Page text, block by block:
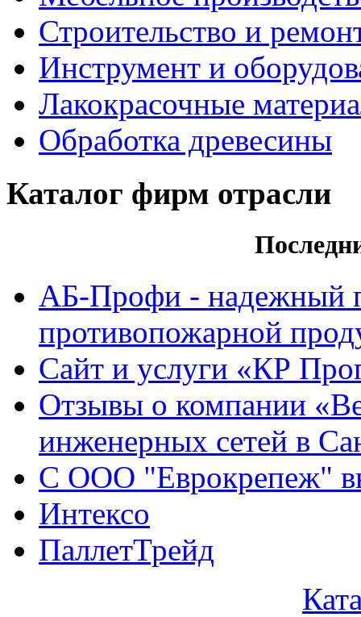
Строительство и
Инструмент и
Лакокрасочные
Обработка древесины
Каталог фирм отрасли
АБ-Профи - надежный
противопожарной
Сайт и услуги «КР
Отзывы о компании
инженерных сетей в
С ООО "Еврокрепеж"
Интексо
ПаллетТрейд